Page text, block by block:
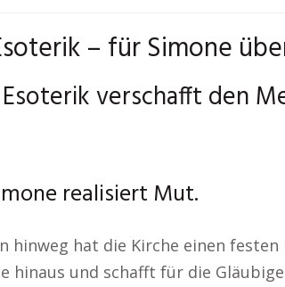
– für Simone
verschafft den
realisiert Mut.
hinweg hat die Kirche einen
hinaus und schafft für die